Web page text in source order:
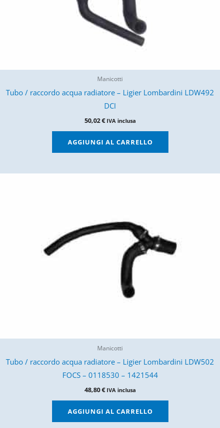
Manicotti
Tubo / raccordo acqua radiatore – Ligier Lombardini LDW492
DCI
50,02€ IVA inclusa
AGGIUNGI AL CARRELLO
Manicotti
Tubo / raccordo acqua radiatore – Ligier Lombardini LDW502
FOCS – 0118530 – 1421544
48,80€ IVA inclusa
AGGIUNGI AL CARRELLO